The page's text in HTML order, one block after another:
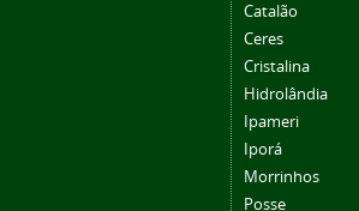
Catalão
Ceres
Cristalina
Hidrolândia
Ipameri
Iporá
Morrinhos
Posse